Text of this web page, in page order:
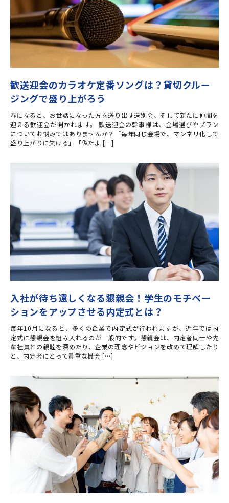
歓送迎会のカラオケ定番ソングは？貸切クルー
ジングで盛り上がろう
春になると、お世話になった方を送り出す送別会、そして新たに仲間を
迎える歓迎会が開かれます。 歓送迎会の幹事様は、会場選びやプラン
についてお悩みではありませんか？「毎年同じ会場で、マンネリ化して
盛り上がりに欠ける」「似たよ […]
入社が待ち遠しくなる懇親会！学生のモチベー
ションをアップさせる内定式とは？
毎年10月になると、多くの企業で内定式が行われますが、近年では内
定式に懇親会を組み入れるのが一般的です。懇親会は、内定者同士や先
輩社員との親睦を深めたり、企業の理念やビジョンを改めて理解したり
と、内定者にとって貴重な機会 […]